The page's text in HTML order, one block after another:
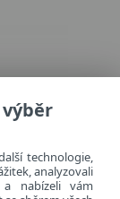
technologie,
analyzovali
a nabízeli vám